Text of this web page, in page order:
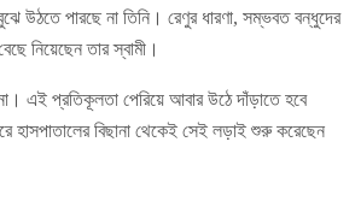
উঠতে পারছে না তিনি। রেণুর ধারণা, সম্ভবত বন্ধুদের
নিয়েছেন তার স্বামী।
এই প্রতিকূলতা পেরিয়ে আবার উঠে দাঁড়াতে হবে
হাসপাতালের বিছানা থেকেই সেই লড়াই শুরু করেছেন